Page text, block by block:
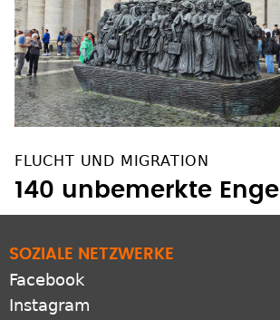
FLUCHT UND MIGRATION
140 unbemerkte Engel
SOZIALE NETZWERKE
Facebook
Instagram